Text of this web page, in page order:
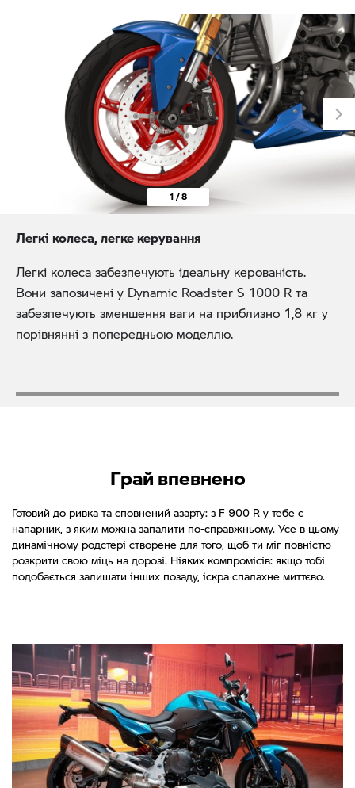
Легкі колеса, легке керування
Легкі колеса забезпечують ідеальну керованість.
Вони запозичені у Dynamic Roadster S 1000 R та
забезпечують зменшення ваги на приблизно 1,8 кг у
порівнянні з попередньою моделлю.
1 / 8
Грай впевнено
Готовий до ривка та сповнений азарту: з F 900 R у тебе є
напарник, з яким можна запалити по-справжньому. Усе в цьому
динамічному родстері створене для того, щоб ти міг повністю
розкрити свою міць на дорозі. Ніяких компромісів: якщо тобі
подобається залишати інших позаду, іскра спалахне миттєво.